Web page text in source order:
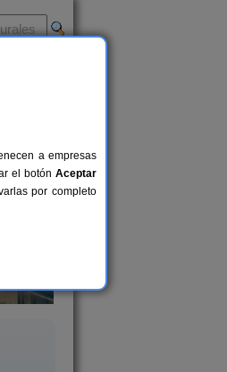
a empresas
el botón Aceptar
por completo